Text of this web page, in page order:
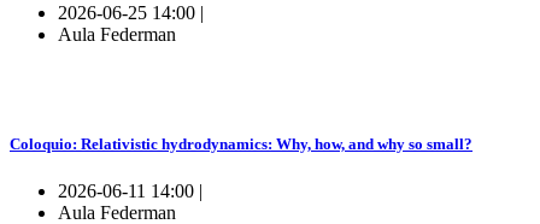
2026-06-25 14:00 |
Aula Federman
Coloquio: Relativistic hydrodynamics: Why, how, and why so small?
2026-06-11 14:00 |
Aula Federman